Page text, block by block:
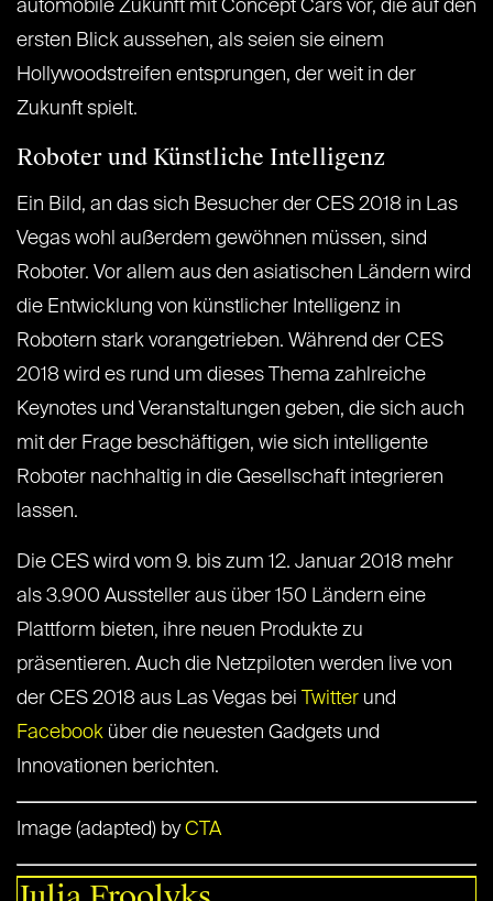
automobile Zukunft mit Concept Cars vor, die auf den
ersten Blick aussehen, als seien sie einem
Hollywoodstreifen entsprungen, der weit in der
Zukunft spielt.
Roboter und Künstliche Intelligenz
Ein Bild, an das sich Besucher der CES 2018 in Las
Vegas wohl außerdem gewöhnen müssen, sind
Roboter. Vor allem aus den asiatischen Ländern wird
die Entwicklung von künstlicher Intelligenz in
Robotern stark vorangetrieben. Während der CES
2018 wird es rund um dieses Thema zahlreiche
Keynotes und Veranstaltungen geben, die sich auch
mit der Frage beschäftigen, wie sich intelligente
Roboter nachhaltig in die Gesellschaft integrieren
lassen.
Die CES wird vom 9. bis zum 12. Januar 2018 mehr
als 3.900 Aussteller aus über 150 Ländern eine
Plattform bieten, ihre neuen Produkte zu
präsentieren. Auch die Netzpiloten werden live von
der CES 2018 aus Las Vegas bei Twitter und
Facebook über die neuesten Gadgets und
Innovationen berichten.
Image (adapted) byCTA